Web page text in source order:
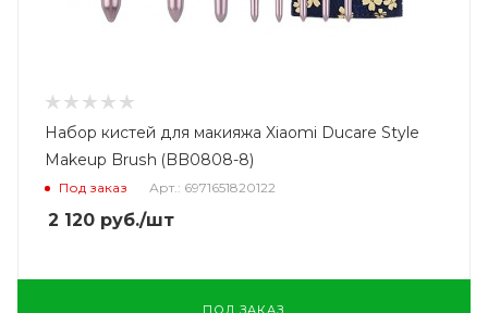
Набор кистей для макияжа Xiaomi Ducare Style
Makeup Brush (BB0808-8)
Под заказ Арт.: 6971651820122
2 120 руб./шт
ПОД ЗАКАЗ